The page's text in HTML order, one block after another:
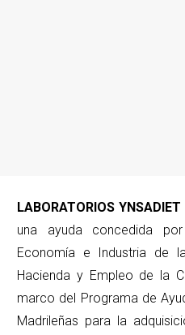
LABORATORIOS YNSADIET
una ayuda concedida
Economía e Industria de
Hacienda y Empleo de la
marco del Programa de
Madrileñas para la